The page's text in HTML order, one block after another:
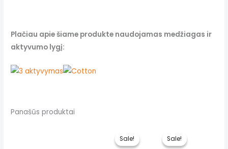
Plačiau apie šiame produkte naudojamas medžiagas ir
aktyvumo lygį:
Panašūs produktai
Sale!
Sale! Sale!
Sale!